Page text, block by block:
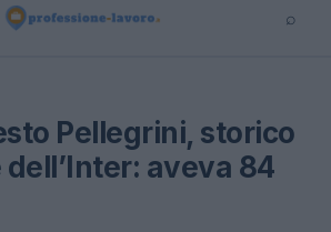
⌕
Pellegrini, storico
aveva 84